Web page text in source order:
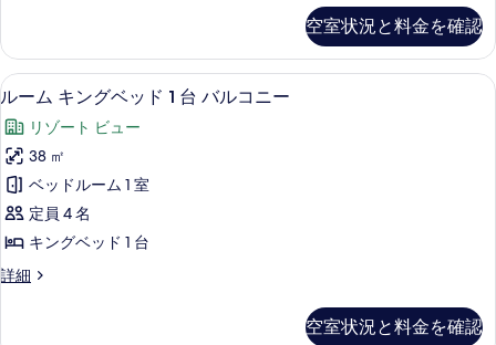
示
す
る
表
示
す
る
ャ
ン
ビ
ュ
ー
の
す
べ
て
シ
ャ
ン
ビ
ュ
ー
の
詳
細
ド
台
バ
ル
コ
ニ
ー
オ
ン
グ
ベ
ド
台
バ
ル
コ
ニ
ー
空室状況と料金を確認
ル
ー
ム
キ
ン
グ
ベ
ッ
高級寝具、セーフティボックス (室
5
ルーム キングベッド 1 台 バルコニー
リゾート ビュー
38 ㎡
ベッドルーム 1 室
定員 4 名
キングベッド 1 台
詳細
ル
空室状況と料金を確認